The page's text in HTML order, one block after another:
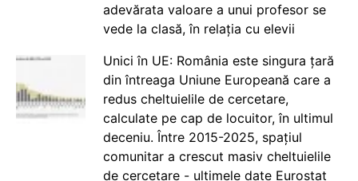
adevărata valoare a unui profesor se
vede la clasă, în relația cu elevii
Unici în UE: România este singura țară
din întreaga Uniune Europeană care a
redus cheltuielile de cercetare,
calculate pe cap de locuitor, în ultimul
deceniu. Între 2015-2025, spațiul
comunitar a crescut masiv cheltuielile
de cercetare - ultimele date Eurostat